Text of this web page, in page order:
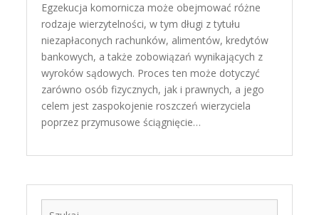
Egzekucja komornicza może obejmować różne
rodzaje wierzytelności, w tym długi z tytułu
niezapłaconych rachunków, alimentów, kredytów
bankowych, a także zobowiązań wynikających z
wyroków sądowych. Proces ten może dotyczyć
zarówno osób fizycznych, jak i prawnych, a jego
celem jest zaspokojenie roszczeń wierzyciela
poprzez przymusowe ściągnięcie…